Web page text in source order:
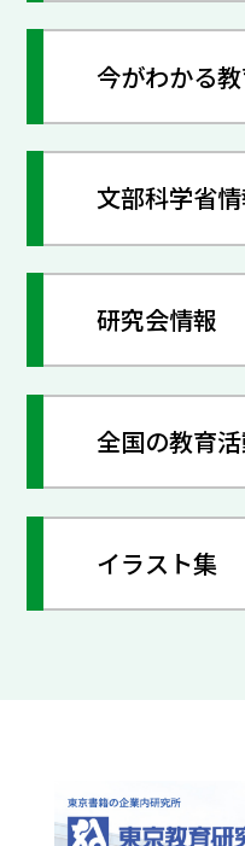
今がわかる
文部科学省
研究会情報
全国の教育
イラスト集